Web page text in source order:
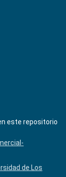
este repositorio
de Los